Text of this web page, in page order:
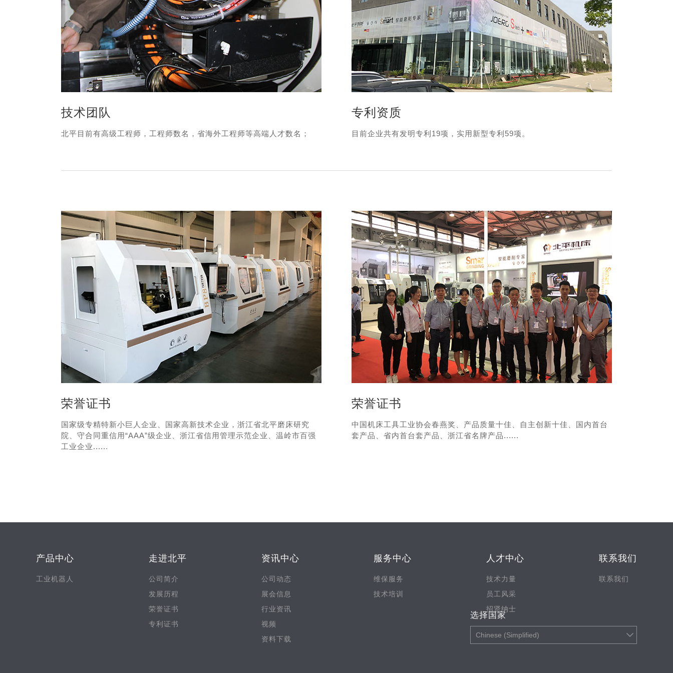
技术团队
北平目前有高级工程师，工程师数名，省海外工程师等高端人才数名；
专利资质
目前企业共有发明专利19项，实用新型专利59项。
荣誉证书
国家级专精特新小巨人企业、国家高新技术企业，浙江省北平磨床研究
院、守合同重信用“AAA”级企业、浙江省信用管理示范企业、温岭市百强
工业企业......
荣誉证书
中国机床工具工业协会春燕奖、产品质量十佳、自主创新十佳、国内首台
套产品、省内首台套产品、浙江省名牌产品......
产品中心
工业机器人
走进北平
公司简介
发展历程
荣誉证书
专利证书
资讯中心
公司动态
展会信息
行业资讯
视频
资料下载
服务中心
维保服务
技术培训
人才中心
技术力量
员工风采
招贤纳士
联系我们
联系我们
选择国家